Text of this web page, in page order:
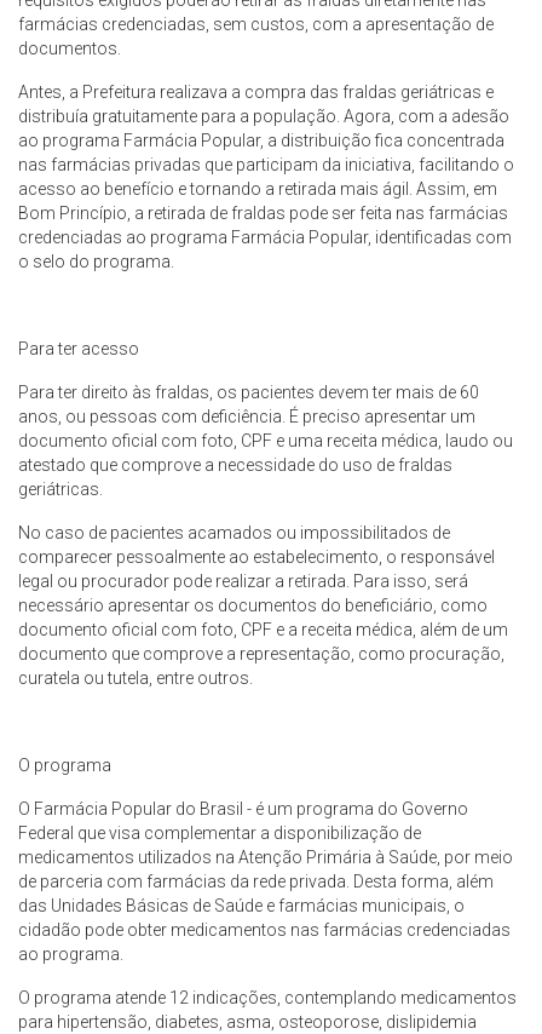
farmácias credenciadas, sem custos, com a apresentação de
documentos.
Antes, a Prefeitura realizava a compra das fraldas geriátricas e
distribuía gratuitamente para a população. Agora, com a adesão
ao programa Farmácia Popular, a distribuição fica concentrada
nas farmácias privadas que participam da iniciativa, facilitando o
acesso ao benefício e tornando a retirada mais ágil. Assim, em
Bom Princípio, a retirada de fraldas pode ser feita nas farmácias
credenciadas ao programa Farmácia Popular, identificadas com
o selo do programa.
Para ter acesso
Para ter direito às fraldas, os pacientes devem ter mais de 60
anos, ou pessoas com deficiência. É preciso apresentar um
documento oficial com foto, CPF e uma receita médica, laudo ou
atestado que comprove a necessidade do uso de fraldas
geriátricas.
No caso de pacientes acamados ou impossibilitados de
comparecer pessoalmente ao estabelecimento, o responsável
legal ou procurador pode realizar a retirada. Para isso, será
necessário apresentar os documentos do beneficiário, como
documento oficial com foto, CPF e a receita médica, além de um
documento que comprove a representação, como procuração,
curatela ou tutela, entre outros.
O programa
O Farmácia Popular do Brasil - é um programa do Governo
Federal que visa complementar a disponibilização de
medicamentos utilizados na Atenção Primária à Saúde, por meio
de parceria com farmácias da rede privada. Desta forma, além
das Unidades Básicas de Saúde e farmácias municipais, o
cidadão pode obter medicamentos nas farmácias credenciadas
ao programa.
O programa atende 12 indicações, contemplando medicamentos
para hipertensão, diabetes, asma, osteoporose, dislipidemia